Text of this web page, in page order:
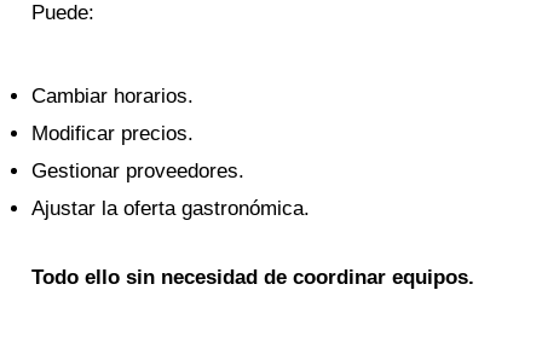
Puede:
Cambiar horarios.
Modificar precios.
Gestionar proveedores.
Ajustar la oferta gastronómica.
Todo ello sin necesidad de coordinar equipos.